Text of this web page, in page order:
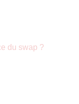
du swap ?